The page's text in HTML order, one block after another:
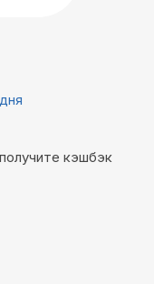
кэшбэк